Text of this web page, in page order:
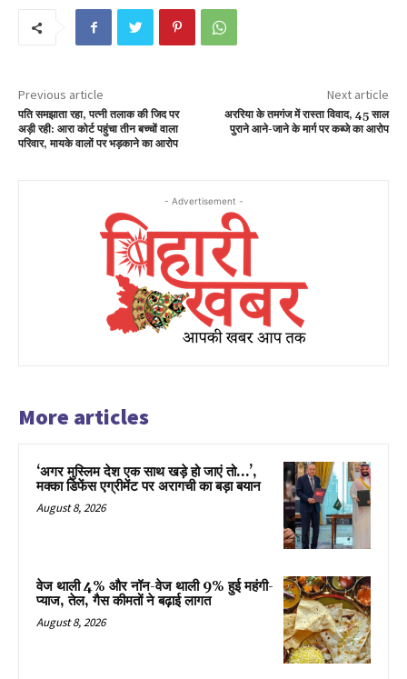
Previous article
पति समझाता रहा, पत्नी तलाक की जिद पर
अड़ी रही: आरा कोर्ट पहुंचा तीन बच्चों वाला
परिवार, मायके वालों पर भड़काने का आरोप
Next article
अररिया के तमगंज में रास्ता विवाद, 45 साल
पुराने आने-जाने के मार्ग पर कब्जे का आरोप
- Advertisement -
More articles
‘अगर मुस्लिम देश एक साथ खड़े हो जाएं तो…’,
मक्का डिफेंस एग्रीमेंट पर अरागची का बड़ा बयान
August 8, 2026
वेज थाली 4% और नॉन-वेज थाली 9% हुई महंगी-
प्याज, तेल, गैस कीमतों ने बढ़ाई लागत
August 8, 2026